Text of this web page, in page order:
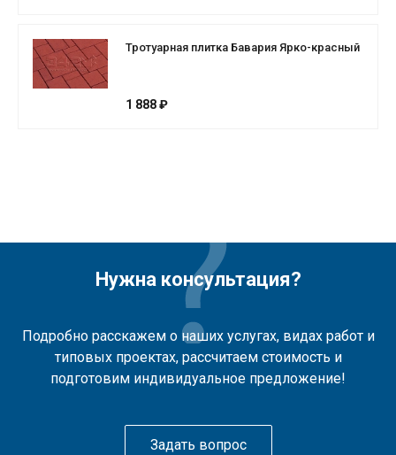
Тротуарная плитка Бавария Ярко-красный
1 888 ₽
Нужна консультация?
Подробно расскажем о наших услугах, видах работ и
типовых проектах, рассчитаем стоимость и
подготовим индивидуальное предложение!
Задать вопрос